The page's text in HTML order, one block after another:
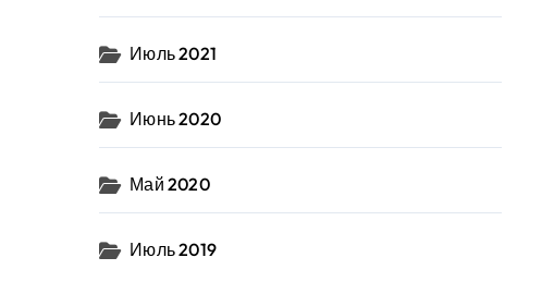
Июль 2021
Июнь 2020
Май 2020
Июль 2019